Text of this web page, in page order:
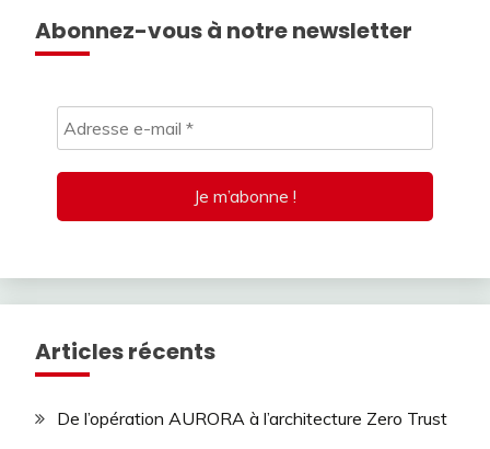
Abonnez-vous à notre newsletter
Articles récents
De l’opération AURORA à l’architecture Zero Trust